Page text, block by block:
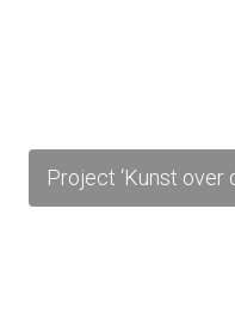
Project ‘Kunst over